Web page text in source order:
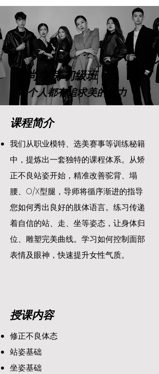
时尚学院·初级班
​-每个人都有追求美的权力
课程简介
我们从职业模特、选美赛事等训练秘籍
中，提炼出一套独特的课程体系。从矫
正不良站姿开始，精准改善驼背、塌
腰、O/X型腿，导师将循序渐进的指导
您如何秀出良好的肢体语言。练习传递
着自信的站、走、坐等姿态，让身体归
位、雕塑完美曲线。学习如何控制面部
表情及眼神，快速提升女性气质。
授课内容
修正不良体态
站姿基础
坐姿基础